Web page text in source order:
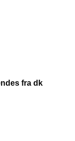
fra dk